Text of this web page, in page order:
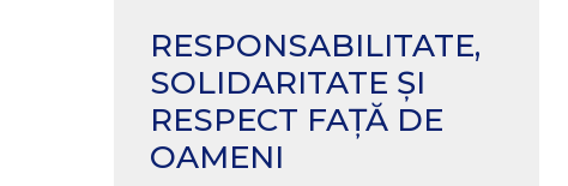
RESPONSABILITATE,
SOLIDARITATE ȘI
RESPECT FAȚĂ DE
OAMENI